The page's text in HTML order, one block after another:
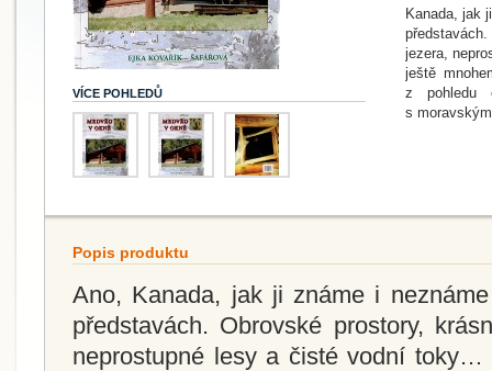
VÍCE POHLEDŮ
Kanada, jak
jezera,
ještě
z pohledu
s
Popis produktu
Ano, Kanada, jak ji známe i
představách. Obrovské prostory,
neprostupné lesy a čisté vodní toky…